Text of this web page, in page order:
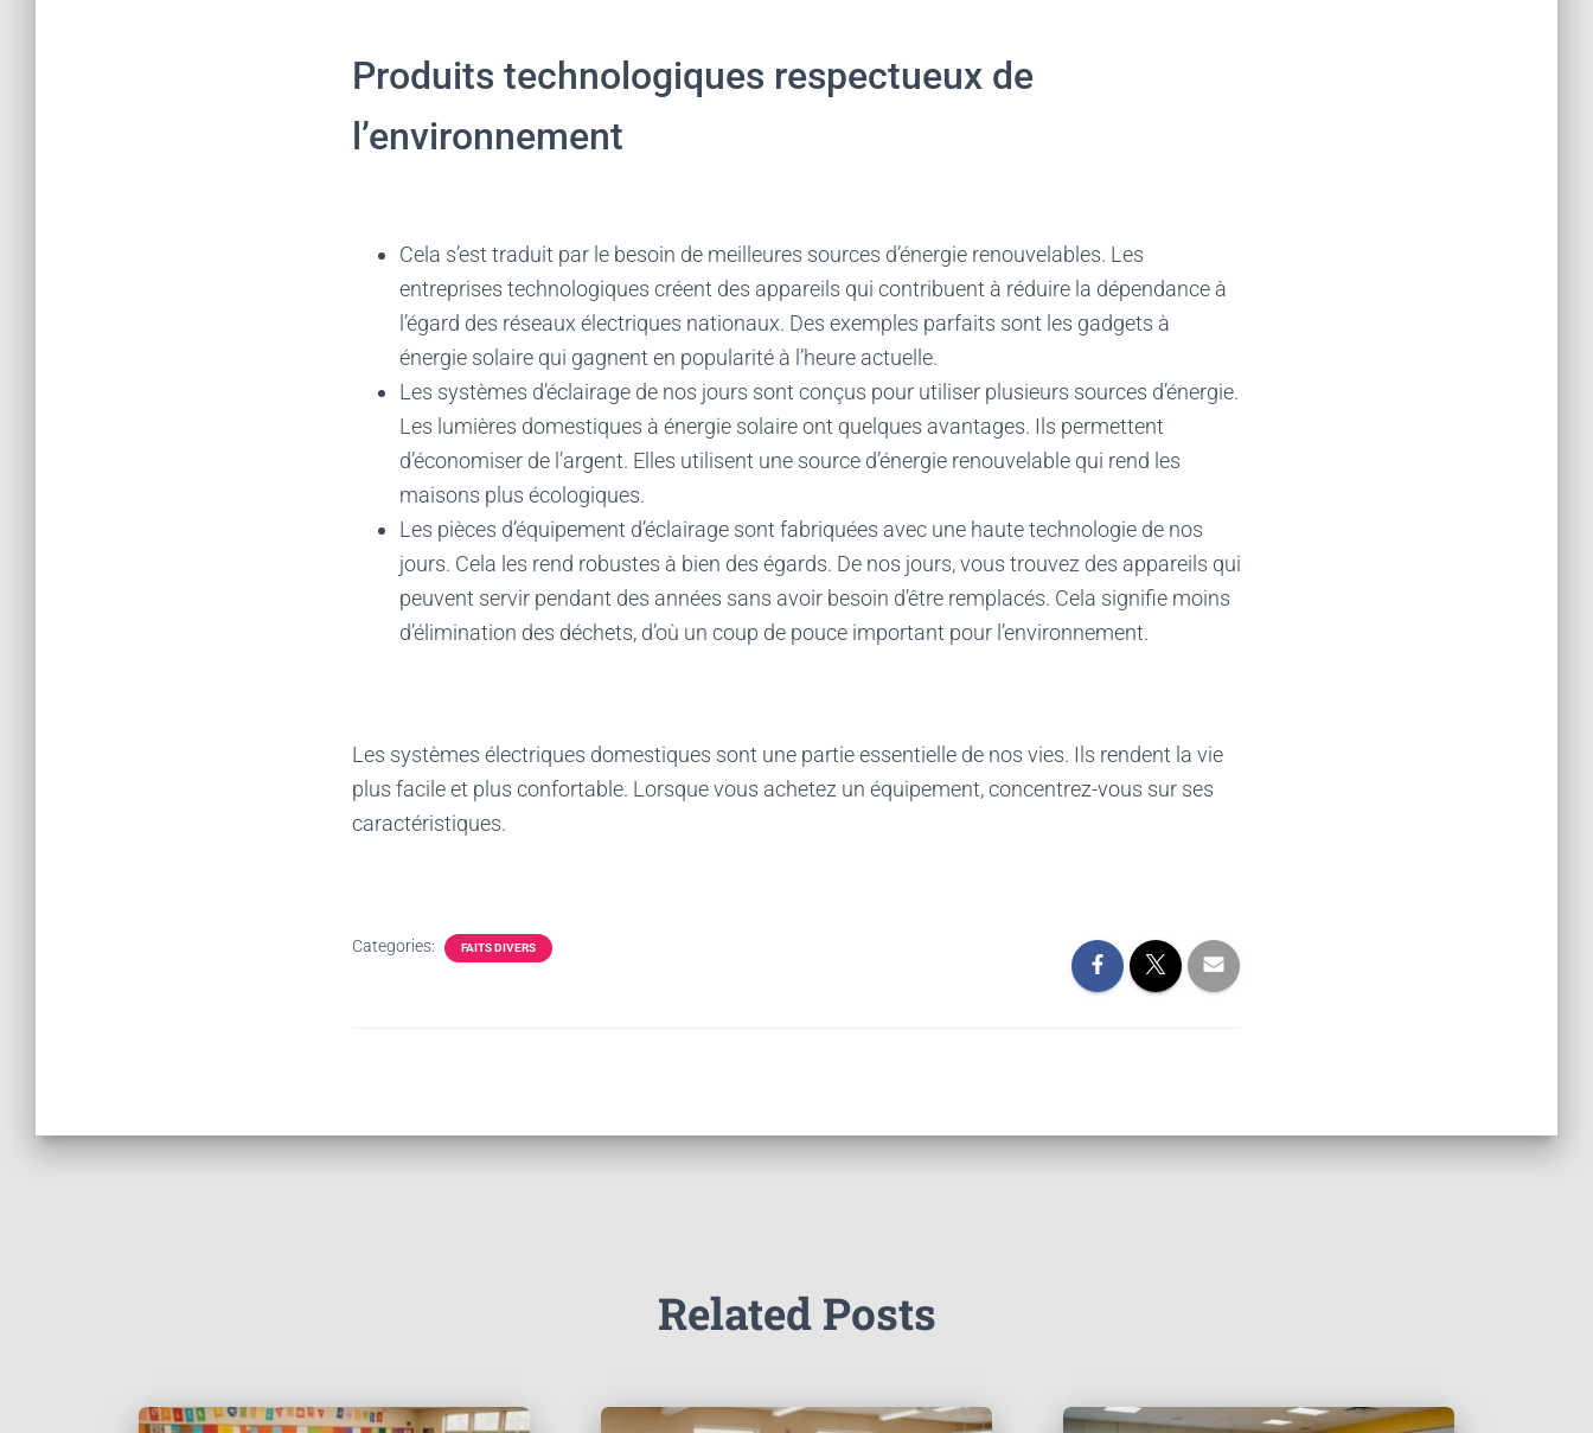
Produits technologiques respectueux de
l’environnement
Cela s’est traduit par le besoin de meilleures sources d’énergie renouvelables. Les
entreprises technologiques créent des appareils qui contribuent à réduire la dépendance à
l’égard des réseaux électriques nationaux. Des exemples parfaits sont les gadgets à
énergie solaire qui gagnent en popularité à l’heure actuelle.
Les systèmes d’éclairage de nos jours sont conçus pour utiliser plusieurs sources d’énergie.
Les lumières domestiques à énergie solaire ont quelques avantages. Ils permettent
d’économiser de l’argent. Elles utilisent une source d’énergie renouvelable qui rend les
maisons plus écologiques.
Les pièces d’équipement d’éclairage sont fabriquées avec une haute technologie de nos
jours. Cela les rend robustes à bien des égards. De nos jours, vous trouvez des appareils qui
peuvent servir pendant des années sans avoir besoin d’être remplacés. Cela signifie moins
d’élimination des déchets, d’où un coup de pouce important pour l’environnement.
Les systèmes électriques domestiques sont une partie essentielle de nos vies. Ils rendent la vie
plus facile et plus confortable. Lorsque vous achetez un équipement, concentrez-vous sur ses
caractéristiques.
Categories: FAITS DIVERS
Related Posts